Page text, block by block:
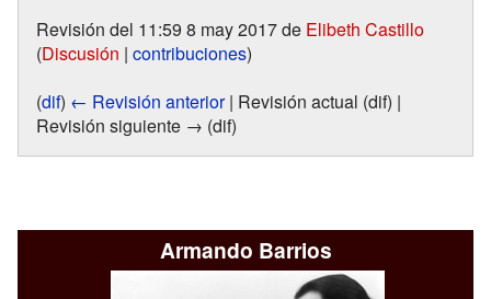
Revisión del 11:59 8 may 2017 de Elibeth Castillo
(Discusión | contribuciones)
(dif) ← Revisión anterior| Revisión actual (dif) |
Revisión siguiente → (dif)
Armando Barrios